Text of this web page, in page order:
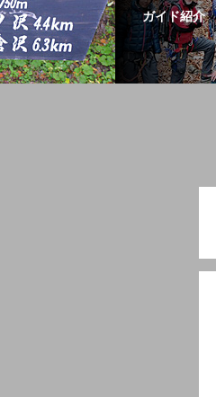
ガイド紹介